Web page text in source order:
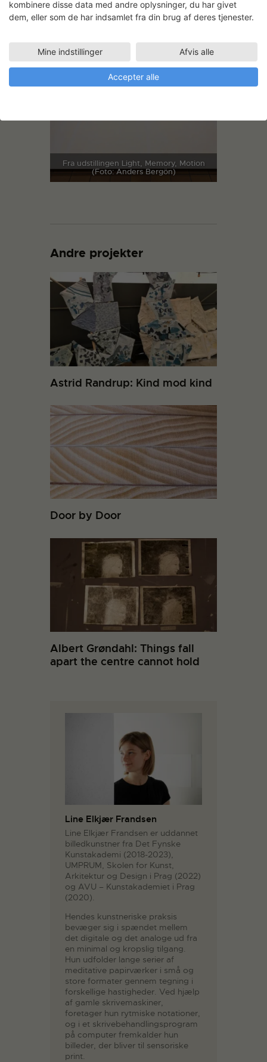
Fra udstillingen Light, Memory, Motion
(Foto: Anders Bergön)
Andre projekter
Astrid Randrup: Kind mod kind
Door by Door
Albert Grøndahl: Things fall
apart the centre cannot hold
Line Elkjær Frandsen
Line Elkjær Frandsen er uddannet
billedkunstner fra Det Fynske
Kunstakademi (2018-2023),
UMPRUM, Skolen for Kunst,
Arkitektur og Design i Prag (2022)
og AVU – Kunstakademiet i Prag
(2020).
Hendes kunstneriske praksis
bevæger sig i spændet mellem
det digitale og det analoge ud fra
en minimal og kropslig tilgang.
Hun udfolder lange serier af
meditative papirværker i små og
store formater gennem tegning i
forskellige hastigheder. Ved hjælp
af gamle skrivemaskiner,
foretager hun rytmiske notationer,
og i et skrivebehandlingsprogram
på computer fremkalder hun
billeder, der bliver til sensoriske
print.
kombinere disse data med andre oplysninger, du har givet
dem, eller som de har indsamlet fra din brug af deres tjenester.
Mine indstillinger Afvis alle
Accepter alle